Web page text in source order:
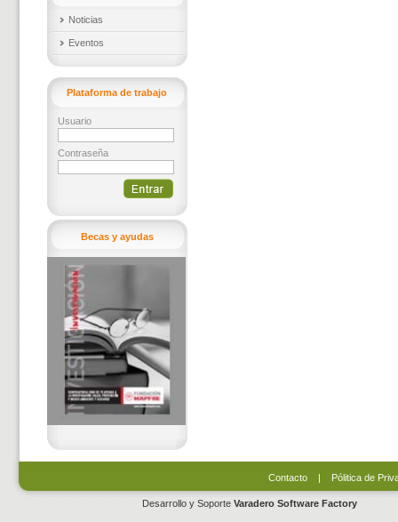
Noticias
Eventos
Plataforma de trabajo
Usuario
Contraseña
Becas y ayudas
Contacto| Pólitica de
Desarrollo y Soporte Varadero Software Factory